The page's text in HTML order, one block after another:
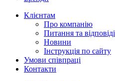
Клієнтам
Про компанію
Питання та відповіді
Новини
Інструкція по сайту
Умови співпраці
Контакти